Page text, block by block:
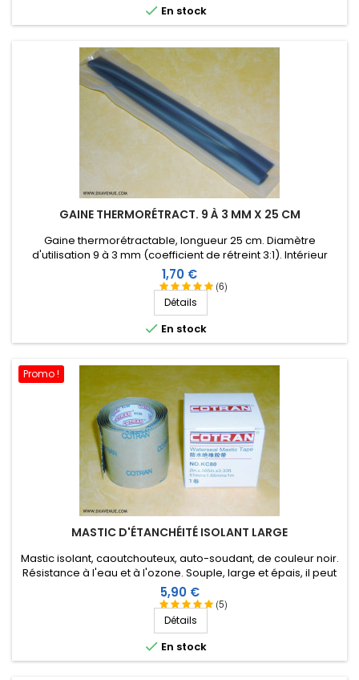
 En stock
GAINE THERMORÉTRACT. 9 À 3 MM X 25 CM
(6)
Gaine thermorétractable, longueur 25 cm. Diamètre
d'utilisation 9 à 3 mm (coefficient de rétreint 3:1). Intérieur
revêtu d'une résine thermoplastique.
Prix
1,70 €
Détails
 En stock
Promo !
MASTIC D'ÉTANCHÉITÉ ISOLANT LARGE
(5)
Mastic isolant, caoutchouteux, auto-soudant, de couleur noir.
Résistance à l'eau et à l'ozone. Souple, large et épais, il peut
être étiré en fonction de l'application. 1 m X 51 mm.
Prix
5,90 €
Détails
 En stock